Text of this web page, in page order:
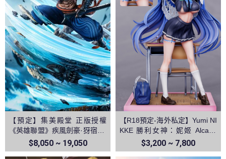
【預定】集美殿堂 正版授權
《英雄聯盟》疾風劍豪·犽宿 亞
$8,050 ~ 19,050
【R18預定-海外私定】Yumi NI
KKE 勝利女神：妮姬 Alcana
阿爾卡娜$3,200 ~ 7,800